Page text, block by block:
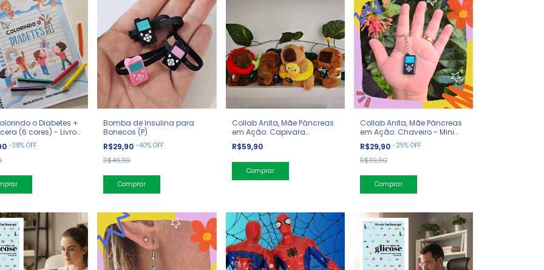
o Diabetes +
(6 cores) - Livro
-38% OFF
Bomba de Insulina para
Bonecos (P)
R$29,90-40%OFF
R$49,90
Comprar
Collab Anita, Mãe Pâncreas
em Ação: Capivara
Diabética
R$59,90
Comprar
Collab Anita, Mãe Pâncreas
em Ação: Chaveiro - Mini
Bomba
R$29,90 -25% OFF
R$39,90